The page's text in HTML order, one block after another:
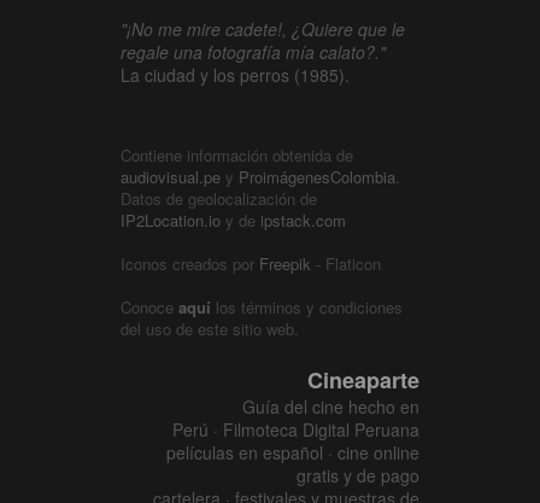
"¡No me mire cadete!, ¿Quiere que le
regale una fotografía mía calato?."
La ciudad y los perros (1985).
Contiene información obtenida de
audiovisual.pe y ProimágenesColombia.
Datos de geolocalización de
IP2Location.io y de ipstack.com
Iconos creados por Freepik - Flaticon
Conoce aquí los términos y condiciones
del uso de este sitio web.
Cineaparte
Guía del cine hecho en
Perú · Filmoteca Digital Peruana
películas en español · cine online
gratis y de pago